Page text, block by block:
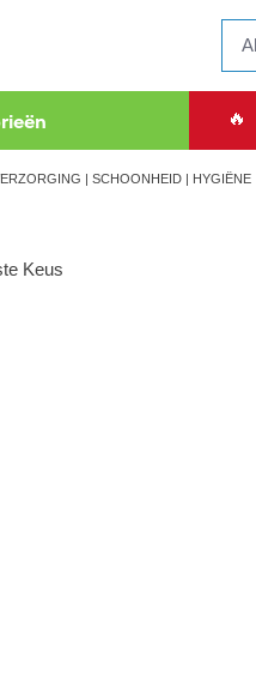
🔥
| SCHOONHEID | HYGIËNE